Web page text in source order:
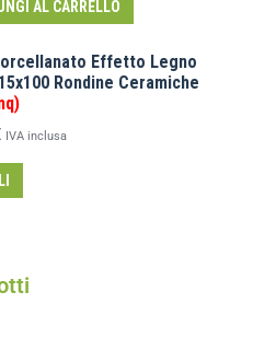
AL CARRELLO
Effetto Legno
Rondine Ceramiche
IVA inclusa